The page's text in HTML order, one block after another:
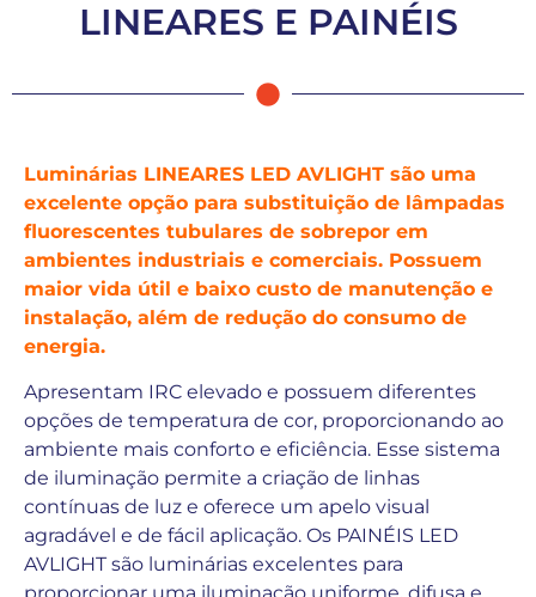
LINEARES E PAINÉIS
Luminárias LINEARES LED AVLIGHT são uma
excelente opção para substituição de lâmpadas
fluorescentes tubulares de sobrepor em
ambientes industriais e comerciais. Possuem
maior vida útil e baixo custo de manutenção e
instalação, além de redução do consumo de
energia.
Apresentam IRC elevado e possuem diferentes
opções de temperatura de cor, proporcionando ao
ambiente mais conforto e eficiência. Esse sistema
de iluminação permite a criação de linhas
contínuas de luz e oferece um apelo visual
agradável e de fácil aplicação. Os PAINÉIS LED
AVLIGHT são luminárias excelentes para